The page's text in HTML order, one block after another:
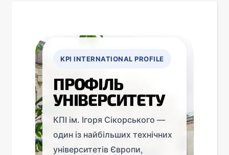
KPI INTERNATIONAL PROFILE
ПРОФІЛЬ
УНІВЕРСИТЕТУ
КПІ ім. Ігоря Сікорського —
один із найбільших технічних
університетів Європи,